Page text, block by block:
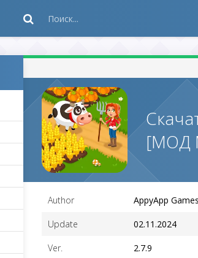
[МОД
Author AppyApp Games
Update 02.11.2024
Ver. 2.7.9